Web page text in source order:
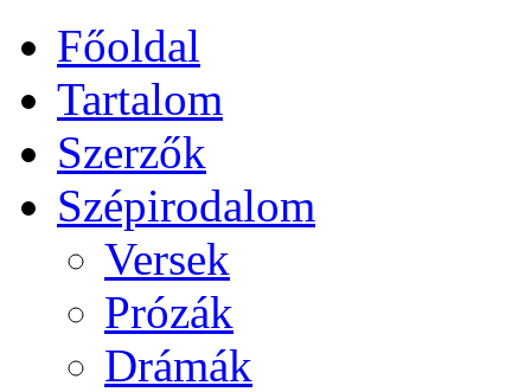
Főoldal
Tartalom
Szerzők
Szépirodalom
Versek
Prózák
Drámák